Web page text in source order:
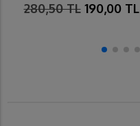
280,50 TL 190,00 TL